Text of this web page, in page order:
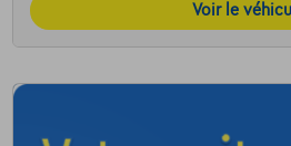
Voir le